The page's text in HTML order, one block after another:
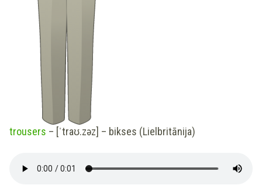
trousers – [ˈtraʊ.zəz] – bikses (Lielbritānija)